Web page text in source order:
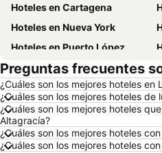
Hoteles en Cartagena
Hoteles en Nueva York
Hoteles en Puerto López
Hoteles en Zorritos
Hoteles en Roma
Hoteles en Riobamba
Hoteles en Ambato
Hoteles en Loja
Preguntas frecuentes
¿Cuáles son los mejores hoteles en
¿Cuáles son los mejores hoteles de
¿Cuáles son los mejores hoteles
Altagracía?
¿Cuáles son los mejores hoteles
¿Cuáles son los mejores hoteles